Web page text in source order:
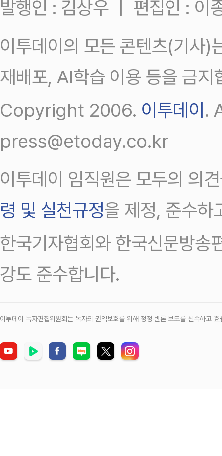
발행인 : 김상우 ㅣ 편집인 : 이
이투데이의 모든 콘텐츠(기사)
재배포, AI학습 이용 등을 금지
Copyright 2006. 이투데이.
press@etoday.co.kr
이투데이 임직원은 모두의 의
령 및 실천규정을 제정, 준수하
한국기자협회와 한국신문방송
강도 준수합니다.
이투데이 독자편집위원회는 독자의 권익보호를 위해 정정‧반론 보도를 신속하고